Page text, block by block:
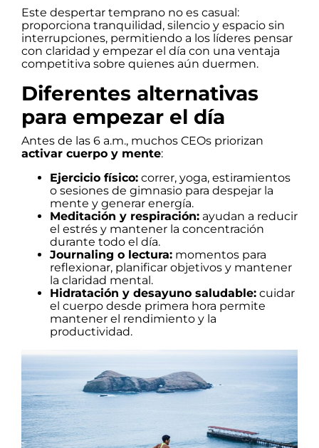
Este despertar temprano no es casual:
proporciona tranquilidad, silencio y espacio sin
interrupciones, permitiendo a los líderes pensar
con claridad y empezar el día con una ventaja
competitiva sobre quienes aún duermen.
Diferentes alternativas
para empezar el día
Antes de las 6 a.m., muchos CEOs priorizan
activar cuerpo y mente:
Ejercicio físico: correr, yoga, estiramientos
o sesiones de gimnasio para despejar la
mente y generar energía.
Meditación y respiración: ayudan a reducir
el estrés y mantener la concentración
durante todo el día.
Journaling o lectura: momentos para
reflexionar, planificar objetivos y mantener
la claridad mental.
Hidratación y desayuno saludable: cuidar
el cuerpo desde primera hora permite
mantener el rendimiento y la
productividad.